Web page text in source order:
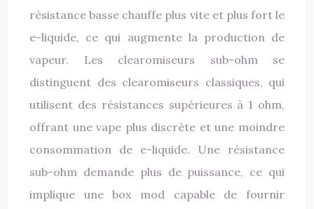
résistance basse chauffe plus vite et plus fort le
e-liquide, ce qui augmente la production de
vapeur. Les clearomiseurs sub-ohm se
distinguent des clearomiseurs classiques, qui
utilisent des résistances supérieures à 1 ohm,
offrant une vape plus discrète et une moindre
consommation de e-liquide. Une résistance
sub-ohm demande plus de puissance, ce qui
implique une box mod capable de fournir